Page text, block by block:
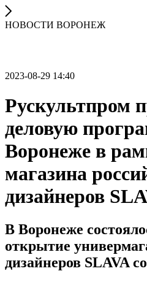
НОВОСТИ ВОРОНЕЖ
2023-08-29 14:40
Рускультпром
деловую
Воронеже в
магазина
дизайнеров
В Воронеже
открытие
дизайнеров SLAVA